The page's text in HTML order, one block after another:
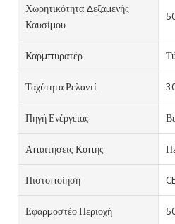
Χωρητικότητα Δεξαμενής
Καυσίμου
Καρμπυρατέρ
Ταχύτητα Ρελαντί
Πηγή Ενέργειας
Απαιτήσεις Κοπής
Πιστοποίηση
Εφαρμοστέο Περιοχή